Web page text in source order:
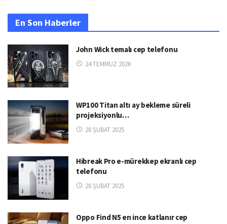
En Son Haberler
John Wick temalı cep telefonu
24 TEMMUZ 2026
WP100 Titan altı ay bekleme süreli
projeksiyonlu…
28 ŞUBAT 2025
Hibreak Pro e-mürekkep ekranlı cep
telefonu
28 ŞUBAT 2025
Oppo Find N5 en ince katlanır cep